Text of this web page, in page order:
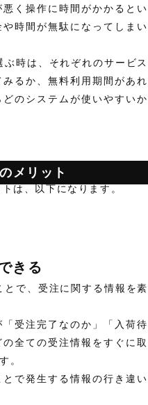
く操作に時間がかかるとい
時間が無駄になってしまい
時は、それぞれのサービス
るか、無料利用期間があれ
のシステムが使いやすいか
メリット
は、以下になります。
きる
で、受注に関する情報を素
受注完了なのか」「入荷待
全ての受注情報をすぐに取
。
で発生する情報の行き違い